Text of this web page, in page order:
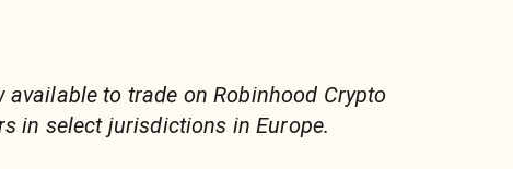
available to trade on Robinhood Crypto
in select jurisdictions in Europe.